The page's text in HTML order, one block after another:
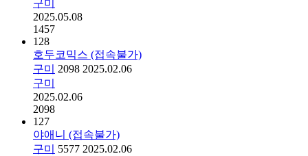
구미
2025.05.08
1457
128
호두코믹스 (접속불가)
구미
2098 2025.02.06
구미
2025.02.06
2098
127
야애니 (접속불가)
구미
5577 2025.02.06